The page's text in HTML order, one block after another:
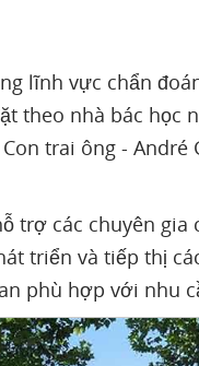
lĩnh vực chẩn
theo nhà bác học
trai ông - André
trợ các chuyên gia
triển và tiếp thị
phù hợp với nhu